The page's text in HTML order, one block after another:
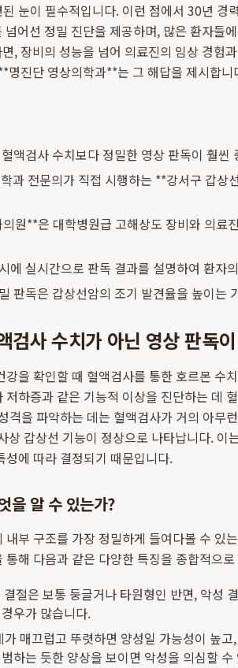
눈이 필수적입니다. 이런 점에서 30년
어선 정밀 진단을 제공하며, 많은 환자들
, 장비의 성능을 넘어 의료진의 임상 경험
명진단 영상의학과**는 그 해답을 제시합니
액검사 수치보다 정밀한 영상 판독이 훨씬
과 전문의가 직접 시행하는 **강서구 갑상
원**은 대학병원급 고해상도 장비와 의료
에 실시간으로 판독 결과를 설명하여 환자
판독은 갑상선암의 조기 발견율을 높이는
검사 수치가 아닌 영상 판독
강을 확인할 때 혈액검사를 통한 호르몬
저하증과 같은 기능적 이상을 진단하는 데
격을 파악하는 데는 혈액검사가 거의 아무
상 갑상선 기능이 정상으로 나타납니다. 이
성에 따라 결정되기 때문입니다.
을 알 수 있는가?
내부 구조를 가장 정밀하게 들여다볼 수 있
통해 다음과 같은 다양한 특징을 종합적으
결절은 보통 둥글거나 타원형인 반면, 악
우가 많습니다.
가 매끄럽고 뚜렷하면 양성일 가능성이 높
하는 듯한 양상을 보이면 악성을 의심할 수